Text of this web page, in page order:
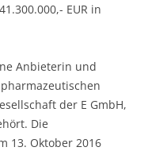
EUR in
Anbieterin und
der E GmbH,
Die
13. Oktober 2016